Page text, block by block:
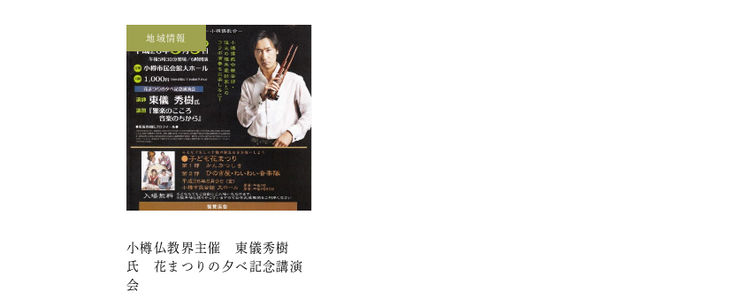
地域情報
小樽仏教界主催 東儀秀樹
氏 花まつりの夕べ記念講演
会